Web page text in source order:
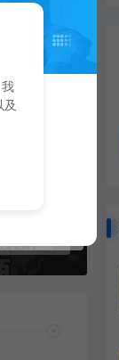
及